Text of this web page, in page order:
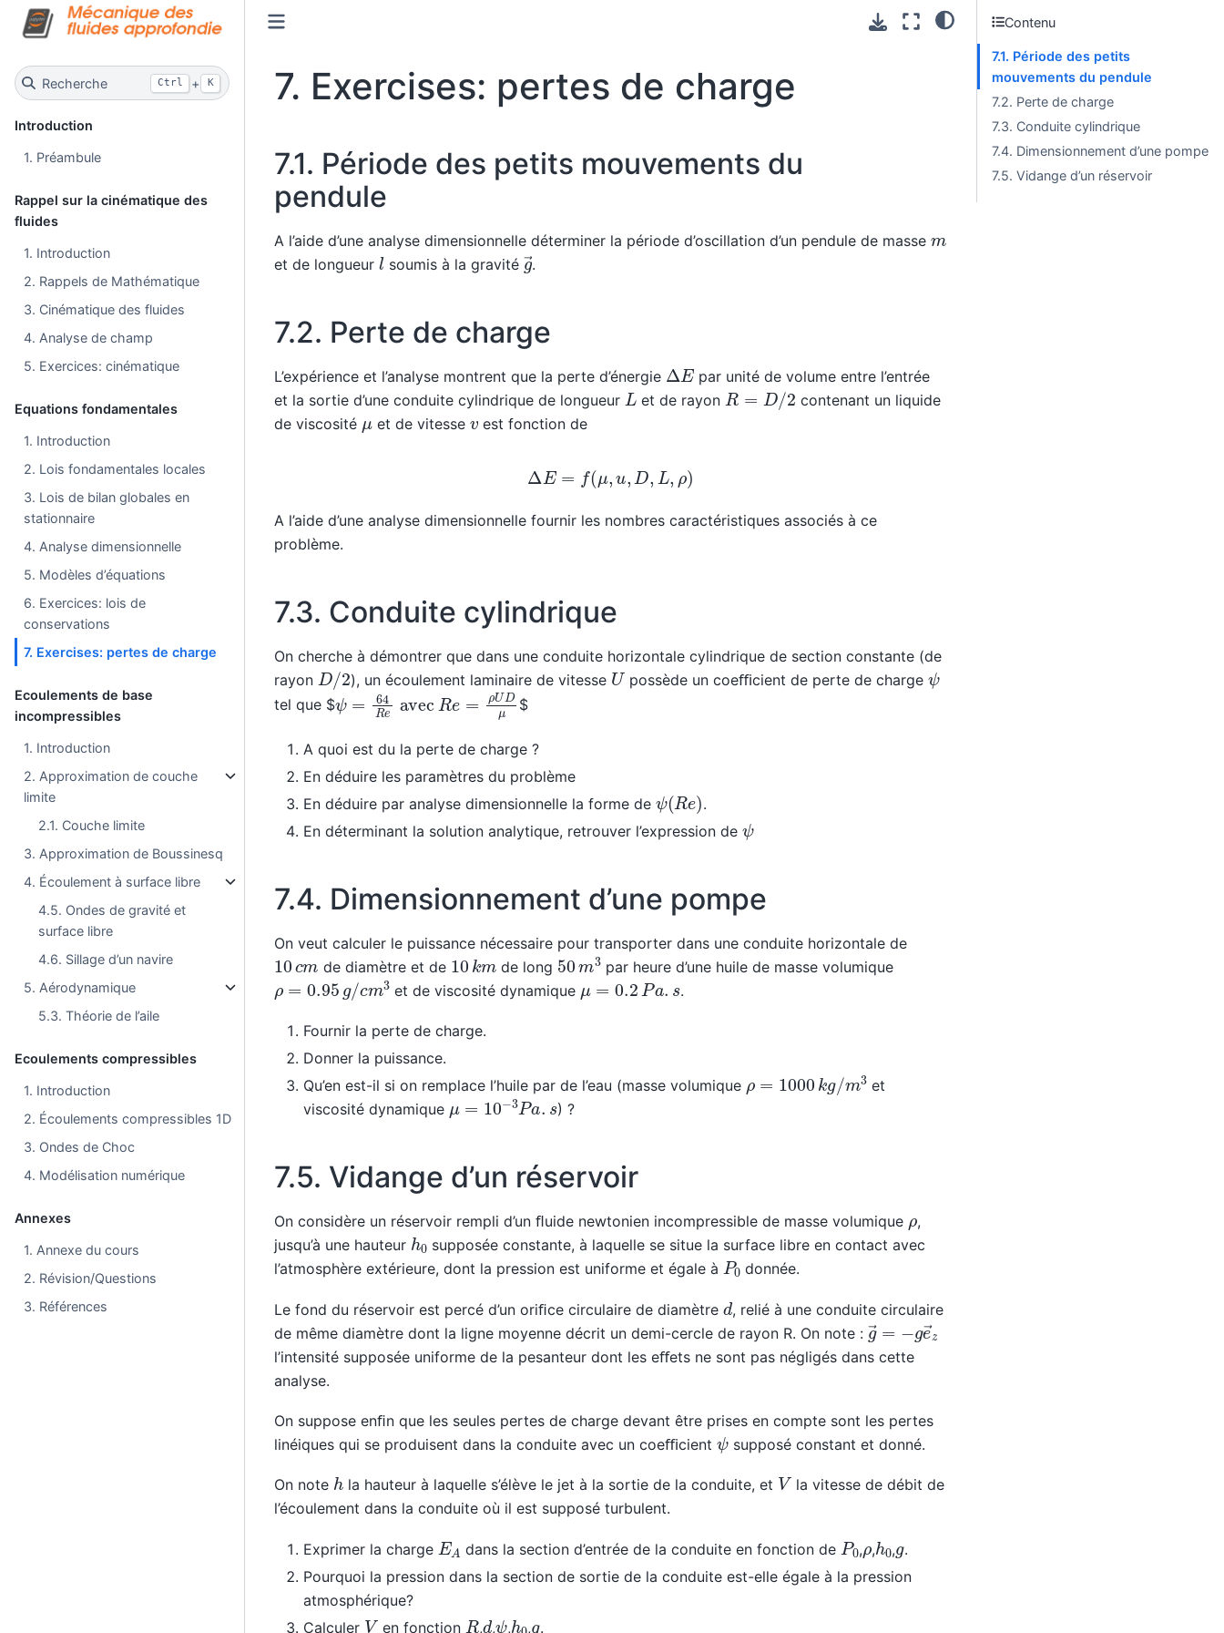
Recherche Ctrl + K
Introduction
1. Préambule
Rappel sur la cinématique des
fluides
1. Introduction
2. Rappels de Mathématique
3. Cinématique des fluides
4. Analyse de champ
5. Exercices: cinématique
Equations fondamentales
1. Introduction
2. Lois fondamentales locales
3. Lois de bilan globales en
stationnaire
4. Analyse dimensionnelle
5. Modèles d’équations
6. Exercices: lois de
conservations
7. Exercises: pertes de charge
Ecoulements de base
incompressibles
1. Introduction
2. Approximation de couche
limite
2.1. Couche limite
3. Approximation de Boussinesq
4. Écoulement à surface libre
4.5. Ondes de gravité et
surface libre
4.6. Sillage d’un navire
5. Aérodynamique
5.3. Théorie de l’aile
Ecoulements compressibles
1. Introduction
2. Écoulements compressibles 1D
3. Ondes de Choc
4. Modélisation numérique
Annexes
1. Annexe du cours
2. Révision/Questions
3. Références
7. Exercises: pertes de charge
7.1. Période des petits mouvements du
pendule
A l’aide d’une analyse dimensionnelle déterminer la période d’oscillation d’un pendule de masse m
et de longueur lsoumis à la gravité g→
.
7.2. Perte de charge
L’expérience et l’analyse montrent que la perte d’énergie Δ E
par unité de volume entre l’entrée
et la sortie d’une conduite cylindrique de longueur L et de rayon R= /2
contenant un liquide
de viscosité μet de vitesse v est fonction de
∆ f(μ, u, ,L ρ
A l’aide d’une analyse dimensionnelle fournir les nombres caractéristiques associés à ce
problème.
7.3. Conduite cylindrique
On cherche à démontrer que dans une conduite horizontale cylindrique de section constante (de
rayon D/ 2 ), un écoulement laminaire de vitesse U possède un coeﬃcient de perte de chargeψ
tel que $
ψ= 64ReavecR e=ρUDμ
$
A quoi est du la perte de charge ?
En déduire les paramètres du problème
En déduire par analyse dimensionnelle la forme de ψ(Re).
En déterminant la solution analytique, retrouver l’expression de ψ
7.4. Dimensionnement d’une pompe
On veut calculer le puissance nécessaire pour transporter dans une conduite horizontale de
10 cm de diamètre et de 10 km de long 50 3par heure d’une huile de masse volumique
0.95g c 3et de viscosité dynamique μ 0.2 P a.s .
Fournir la perte de charge.
Donner la puissance.
Qu’en est-il si on remplace l’huile par de l’eau (masse volumique
1000k g m 3 et
viscosité dynamique μ = 10 −3Pa. s ) ?
7.5. Vidange d’un réservoir
On considère un réservoir rempli d’un ﬂuide newtonien incompressible de masse volumique ρ,
jusqu’à une hauteur h
supposée constante, à laquelle se situe la surface libre en contact avec
l’atmosphère extérieure, dont la pression est uniforme et égale à P0 donnée.
Le fond du réservoir est percé d’un oriﬁce circulaire de diamètre d, relié à une conduite circulaire
de même diamètre dont la ligne moyenne décrit un demi-cercle de rayon R. On note : g → = ge
l’intensité supposée uniforme de la pesanteur dont les eﬀets ne sont pas négligés dans cette
analyse.
On suppose enﬁn que les seules pertes de charge devant être prises en compte sont les pertes
linéiques qui se produisent dans la conduite avec un coeﬃcient ψsupposé constant et donné.
On note h la hauteur à laquelle s’élève le jet à la sortie de la conduite, et V la vitesse de débit de
l’écoulement dans la conduite où il est supposé turbulent.
Exprimer la charge EA dans la section d’entrée de la conduite en fonction de P0 ,ρ,h ,g.
Pourquoi la pression dans la section de sortie de la conduite est-elle égale à la pression
atmosphérique?
Calculer Ven fonction R,d,ψ,h ,g.
Contenu
7.1. Période des petits
mouvements du pendule
7.2. Perte de charge
7.3. Conduite cylindrique
7.4. Dimensionnement d’une pompe
7.5. Vidange d’un réservoir